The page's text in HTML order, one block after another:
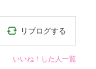
リブログする
いいね！した人一覧